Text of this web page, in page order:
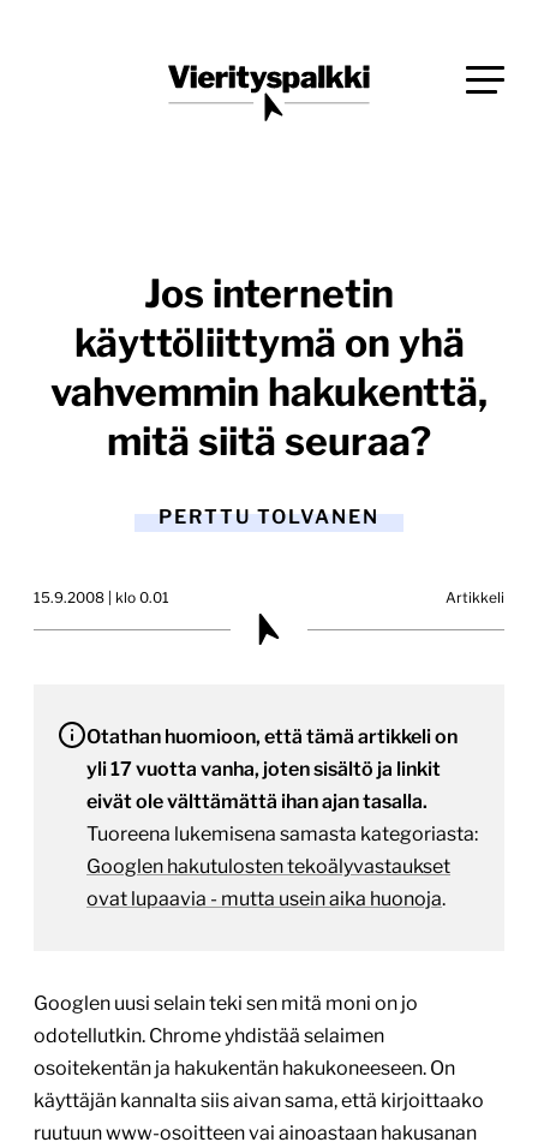
Vierityspalkki.fi
Jos internetin
käyttöliittymä on yhä
vahvemmin hakukenttä,
mitä siitä seuraa?
PERTTU TOLVANEN
15.9.2008 | klo 0.01 Artikkeli
Otathan huomioon, että tämä artikkeli on
yli 17 vuotta vanha, joten sisältö ja linkit
eivät ole välttämättä ihan ajan tasalla.
Tuoreena lukemisena samasta kategoriasta:
Googlen hakutulosten tekoälyvastaukset
ovat lupaavia - mutta usein aika huonoja.
Googlen uusi selain teki sen mitä moni on jo
odotellutkin. Chrome yhdistää selaimen
osoitekentän ja hakukentän hakukoneeseen. On
käyttäjän kannalta siis aivan sama, että kirjoittaako
ruutuun www-osoitteen vai ainoastaan hakusanan